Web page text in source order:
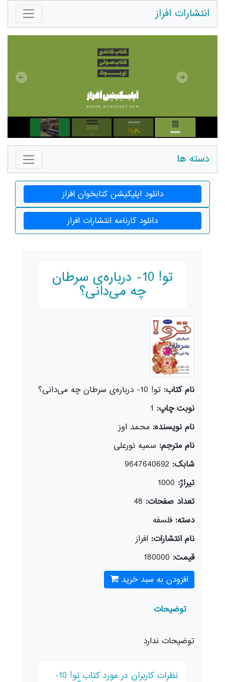
انتشارات افراز
دسته ها
دانلود اپلیکیشن کتابخوان افراز
دانلود کارنامه انتشارات افراز
تو! 10- درباره‌ی سرطان
چه می‌دانی؟
نام کتاب: تو! 10- درباره‌ی سرطان چه می‌دانی؟
نوبت چاپ: 1
نام نویسنده: محمد اوز
نام مترجم: سمیه نورعلی
شابک: 9647640692
تیراژ: 1000
تعداد صفحات: 48
دسته: فلسفه
نام انتشارات: افراز
قیمت: 180000
افزودن به سبد خرید
توضیحات
توضیحات ندارد
نظرات کاربران در مورد کتاب تو! 10-